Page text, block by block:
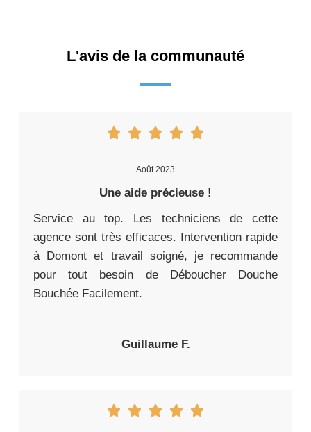
L'avis de la communauté
Août 2023
Une aide précieuse !
Service au top. Les techniciens de cette
agence sont très efficaces. Intervention rapide
à Domont et travail soigné, je recommande
pour tout besoin de Déboucher Douche
Bouchée Facilement.
Guillaume F.